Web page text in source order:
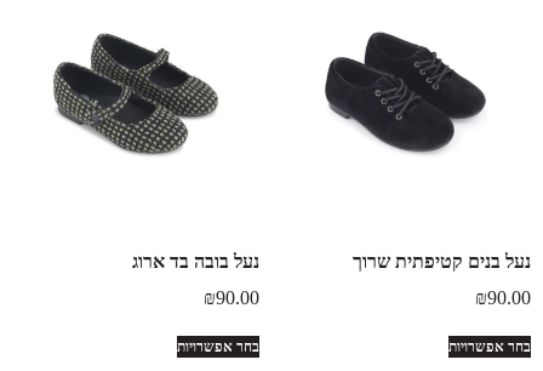
נעל בנים קטיפתית שרוך
₪90.00
בחר אפשרויות
נעל בובה בד ארוג
₪90.00
בחר אפשרויות